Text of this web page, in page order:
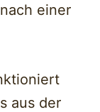
einer
aus der